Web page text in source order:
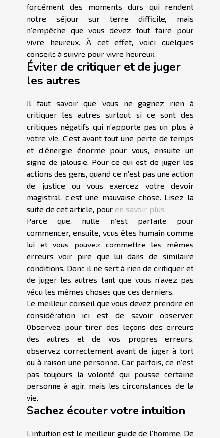
forcément des moments durs qui rendent
notre séjour sur terre difficile, mais
n’empêche que vous devez tout faire pour
vivre heureux. À cet effet, voici quelques
conseils à suivre pour vivre heureux.
Éviter de critiquer et de juger
les autres
Il faut savoir que vous ne gagnez rien à
critiquer les autres surtout si ce sont des
critiques négatifs qui n’apporte pas un plus à
votre vie. C’est avant tout une perte de temps
et d’énergie énorme pour vous, ensuite un
signe de jalousie. Pour ce qui est de juger les
actions des gens, quand ce n’est pas une action
de justice ou vous exercez votre devoir
magistral, c’est une mauvaise chose. Lisez la
suite de cet article, pour en savoir plus.
Parce que, nulle n’est parfaite pour
commencer, ensuite, vous êtes humain comme
lui et vous pouvez commettre les mêmes
erreurs voir pire que lui dans de similaire
conditions. Donc il ne sert à rien de critiquer et
de juger les autres tant que vous n’avez pas
vécu les mêmes choses que ces derniers.
Le meilleur conseil que vous devez prendre en
considération ici est de savoir observer.
Observez pour tirer des leçons des erreurs
des autres et de vos propres erreurs,
observez correctement avant de juger à tort
ou à raison une personne. Car parfois, ce n’est
pas toujours la volonté qui pousse certaine
personne à agir, mais les circonstances de la
vie.
Sachez écouter votre intuition
L’intuition est le meilleur guide de l’homme. De